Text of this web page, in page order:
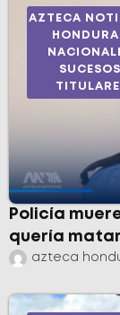
AZTECA
SUCESOS
Policía
quería matar
azteca